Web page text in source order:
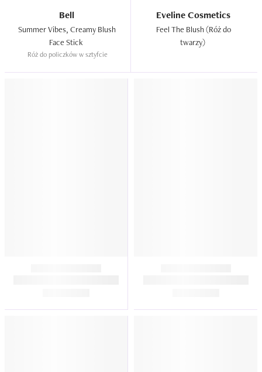
Bell
Summer Vibes, Creamy Blush
Róż do policzków w sztyfcie
Eveline Cosmetics
Feel The Blush (Róż do